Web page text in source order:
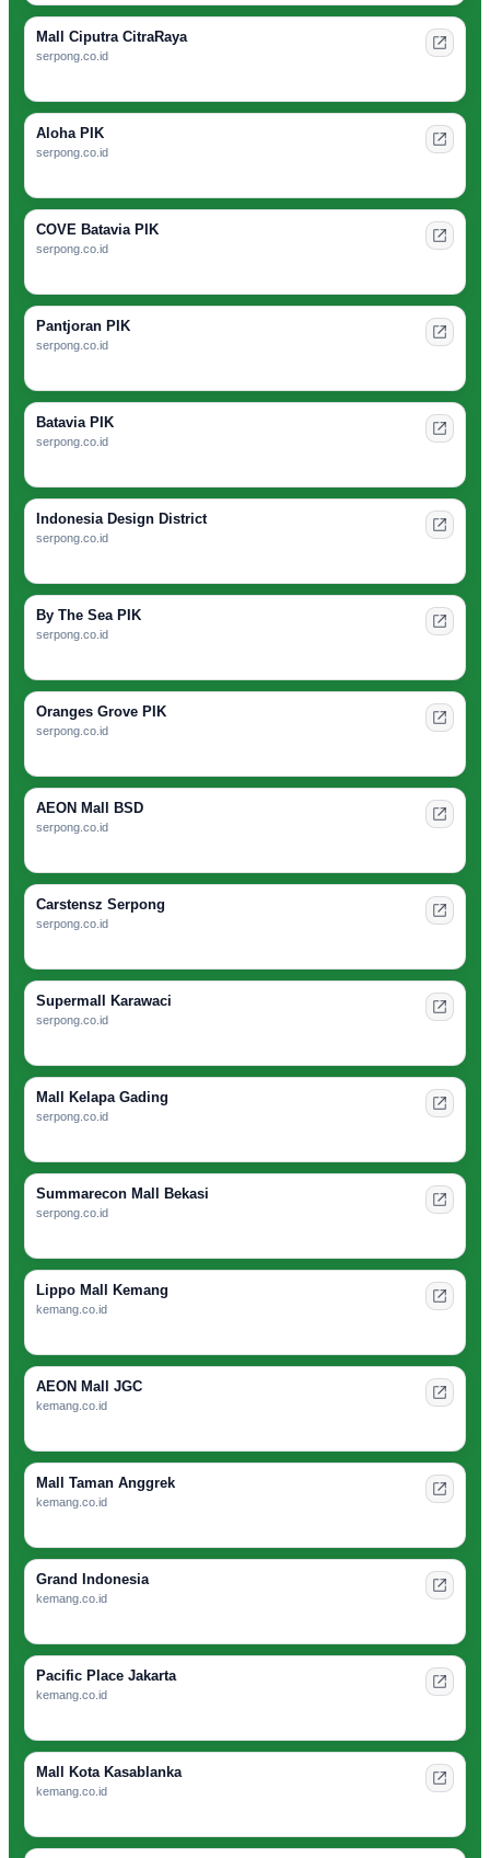
Mall Ciputra CitraRaya
serpong.co.id
Aloha PIK
serpong.co.id
COVE Batavia PIK
serpong.co.id
Pantjoran PIK
serpong.co.id
Batavia PIK
serpong.co.id
Indonesia Design District
serpong.co.id
By The Sea PIK
serpong.co.id
Oranges Grove PIK
serpong.co.id
AEON Mall BSD
serpong.co.id
Carstensz Serpong
serpong.co.id
Supermall Karawaci
serpong.co.id
Mall Kelapa Gading
serpong.co.id
Summarecon Mall Bekasi
serpong.co.id
Lippo Mall Kemang
kemang.co.id
AEON Mall JGC
kemang.co.id
Mall Taman Anggrek
kemang.co.id
Grand Indonesia
kemang.co.id
Pacific Place Jakarta
kemang.co.id
Mall Kota Kasablanka
kemang.co.id